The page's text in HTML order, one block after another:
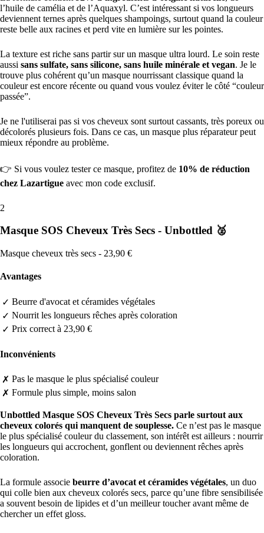
l’huile de camélia et de l’Aquaxyl. C’est intéressant si vos longueurs
deviennent ternes après quelques shampoings, surtout quand la couleur
reste belle aux racines et perd vite en lumière sur les pointes.
La texture est riche sans partir sur un masque ultra lourd. Le soin reste
aussi sans sulfate, sans silicone, sans huile minérale et vegan. Je le
trouve plus cohérent qu’un masque nourrissant classique quand la
couleur est encore récente ou quand vous voulez éviter le côté “couleur
passée”.
Je ne l'utiliserai pas si vos cheveux sont surtout cassants, très poreux ou
décolorés plusieurs fois. Dans ce cas, un masque plus réparateur peut
mieux répondre au problème.
👉 Si vous voulez tester ce masque, profitez de 10% de réduction
chez Lazartigue avec mon code exclusif.
2
Masque SOS Cheveux Très Secs - Unbottled 🥈
Masque cheveux très secs - 23,90 €
Avantages
✓ Beurre d'avocat et céramides végétales
✓ Nourrit les longueurs rêches après coloration
✓ Prix correct à 23,90 €
Inconvénients
✗ Pas le masque le plus spécialisé couleur
✗ Formule plus simple, moins salon
Unbottled Masque SOS Cheveux Très Secs parle surtout aux
cheveux colorés qui manquent de souplesse. Ce n’est pas le masque
le plus spécialisé couleur du classement, son intérêt est ailleurs : nourrir
les longueurs qui accrochent, gonflent ou deviennent rêches après
coloration.
La formule associe beurre d’avocat et céramides végétales, un duo
qui colle bien aux cheveux colorés secs, parce qu’une fibre sensibilisée
a souvent besoin de lipides et d’un meilleur toucher avant même de
chercher un effet gloss.